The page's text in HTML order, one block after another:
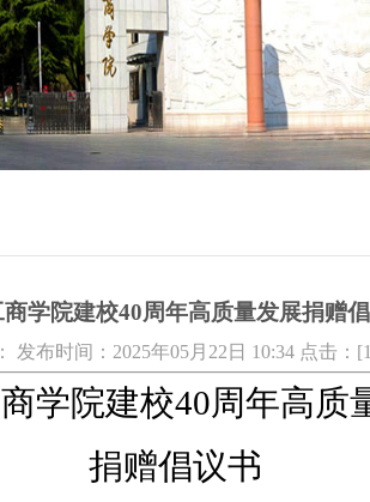
商学院建校40周年高质量发展捐赠
发布时间：2025年05月22日 10:34 点击：[
学院建校40周年高质
捐赠倡议书